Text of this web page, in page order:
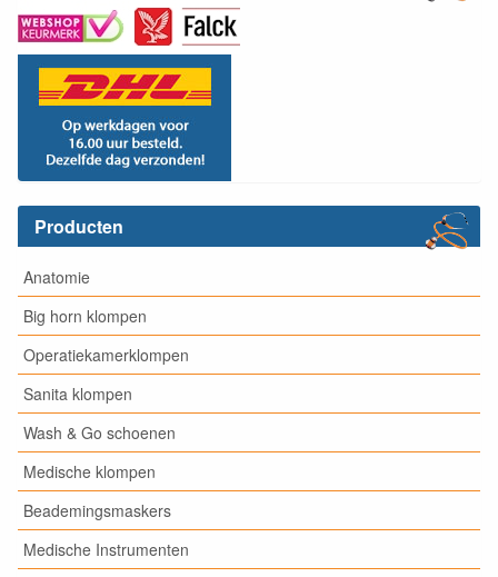
Producten
Anatomie
Big horn klompen
Operatiekamerklompen
Sanita klompen
Wash & Go schoenen
Medische klompen
Beademingsmaskers
Medische Instrumenten